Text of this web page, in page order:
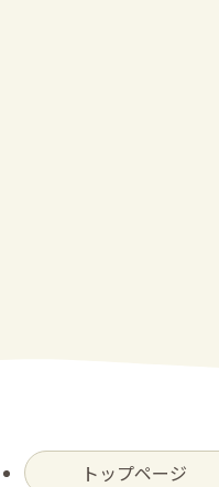
トップページ